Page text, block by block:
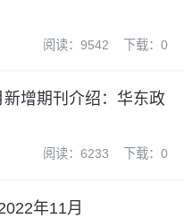
阅读：9542 下载：0
增期刊介绍：华东政
阅读：6233 下载：0
年11月